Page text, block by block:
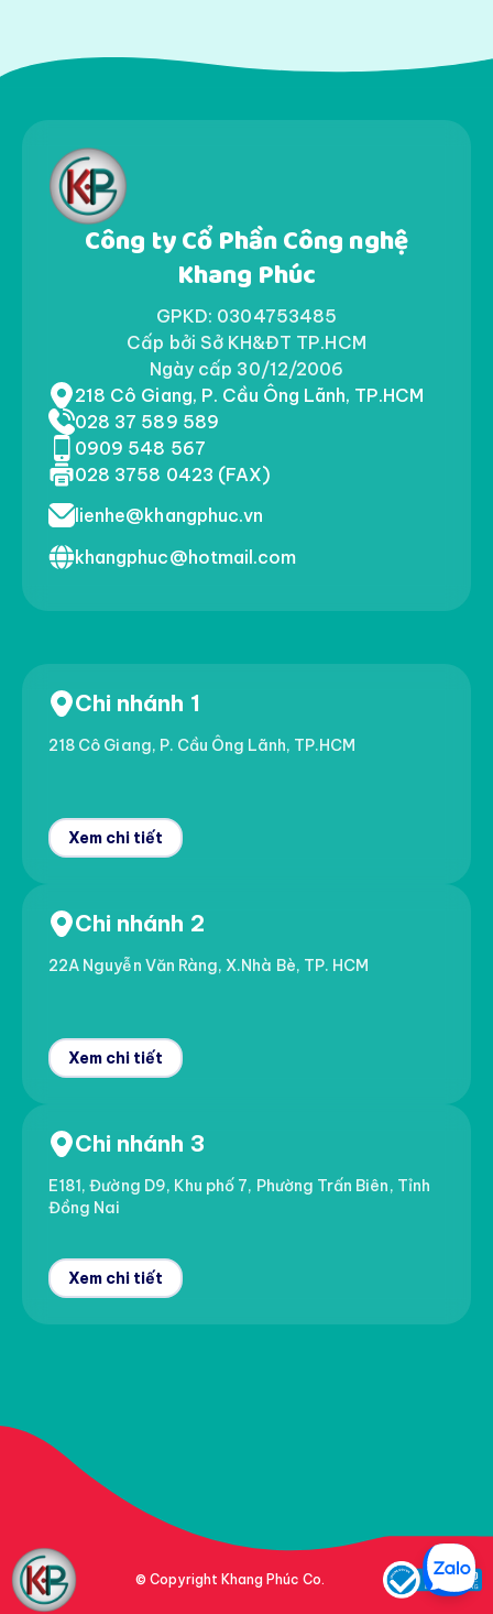
Công ty Cổ Phần Công nghệ
Khang Phúc
GPKD: 0304753485
Cấp bởi Sở KH&ĐT TP.HCM
Ngày cấp 30/12/2006
218 Cô Giang, P. Cầu Ông Lãnh, TP.HCM
028 37 589 589
0909 548 567
028 3758 0423 (FAX)
lienhe@khangphuc.vn
khangphuc@hotmail.com
Chi nhánh 1
218 Cô Giang, P. Cầu Ông Lãnh, TP.HCM
Xem chi tiết
Chi nhánh 2
22A Nguyễn Văn Ràng, X.Nhà Bè, TP. HCM
Xem chi tiết
Chi nhánh 3
E181, Đường D9, Khu phố 7, Phường Trấn Biên, Tỉnh
Đồng Nai
Xem chi tiết
© Copyright Khang Phúc Co.